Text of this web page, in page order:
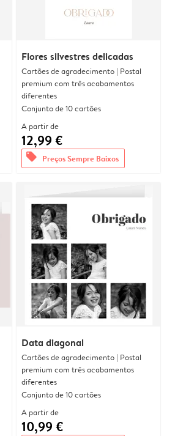
Flores silvestres delicadas
Cartões de agradecimento | Postal
premium com três acabamentos
diferentes
Conjunto de 10 cartões
A partir de
12,99 €
offers Preços Sempre Baixos
Data diagonal
Cartões de agradecimento | Postal
premium com três acabamentos
diferentes
Conjunto de 10 cartões
A partir de
10,99 €